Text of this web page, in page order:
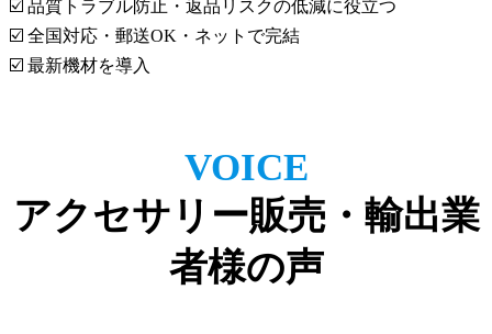
☑️ 品質トラブル防止・返品リスクの低減に役立つ
☑️ 全国対応・郵送OK・ネットで完結
☑️ 最新機材を導入
VOICE
アクセサリー販売・輸出業
者様の声